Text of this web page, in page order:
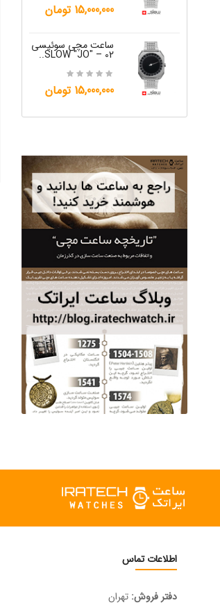
15,000,000 تومان
ساعت مچی سوئیسی
SLOW "JO" – 02..
15,000,000 تومان
اطلاعات تماس
دفتر فروش: تهران